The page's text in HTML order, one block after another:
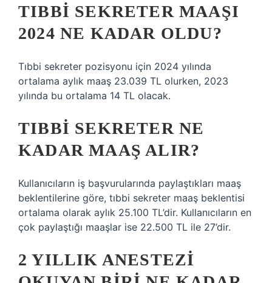
TIBBI SEKRETER MAAŞI
2024 NE KADAR OLDU?
Tıbbi sekreter pozisyonu için 2024 yılında
ortalama aylık maaş 23.039 TL olurken, 2023
yılında bu ortalama 14 TL olacak.
TIBBI SEKRETER NE
KADAR MAAŞ ALIR?
Kullanıcıların iş başvurularında paylaştıkları maaş
beklentilerine göre, tıbbi sekreter maaş beklentisi
ortalama olarak aylık 25.100 TL’dir. Kullanıcıların en
çok paylaştığı maaşlar ise 22.500 TL ile 27’dir.
2 YILLIK ANESTEZI